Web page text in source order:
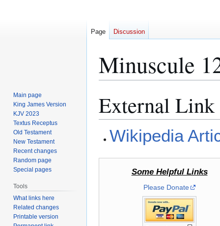
Minuscule
toto
External Link
Wikipedia
Some Helpful Links
Please Donate
Page Discussion
Main page
King James Version
KJV 2023
Textus Receptus
Old Testament
New Testament
Recent changes
Random page
Special pages
Tools
What links here
Related changes
Printable version